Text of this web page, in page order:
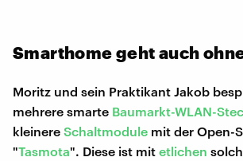
Smarthome geht auch
Moritz und sein Praktikant Jakob
mehrere smarte Baumarkt-WLAN-
kleinere Schaltmodule mit der Open-
"Tasmota". Diese ist mit etlichen